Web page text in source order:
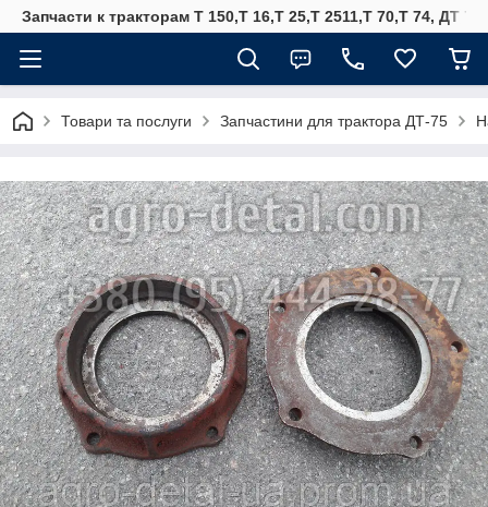
Запчасти к тракторам Т 150,Т 16,Т 25,Т 2511,Т 70,Т 74, ДТ
Товари та послуги Запчастини для трактора ДТ-75